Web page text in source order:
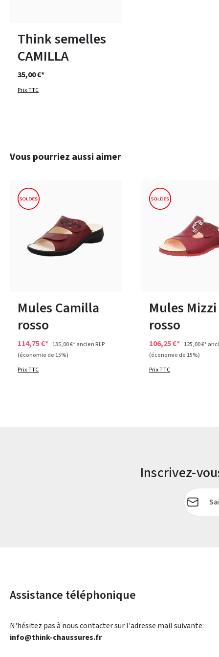
Think semelles
CAMILLA
35,00 €*
Prix TTC
Ignorer la galerie de produits
Vous pourriez aussi aimer
Mules Camilla
rosso
114,75 €* 135,00 €*ancien RLP
(économie de 15%)
Prix TTC
Mules Mizzi
rosso
106,25 €* 125,00 €*
(économie de 15%)
Prix TTC
Inscrivez-
Adresse e-
Assistance téléphonique
N'hésitez pas à nous contacter sur l'adresse mail suivante:
info@think-chaussures.fr